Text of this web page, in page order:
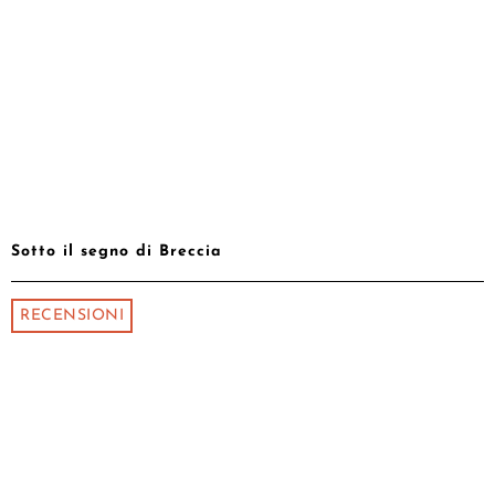
Sotto il segno di Breccia
RECENSIONI